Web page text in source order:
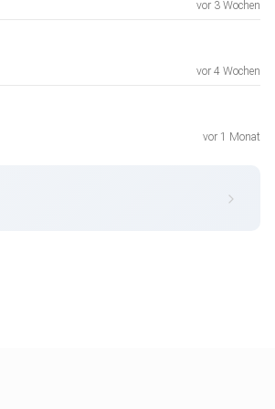
vor 3 Wochen
vor 4 Wochen
vor 1 Monat